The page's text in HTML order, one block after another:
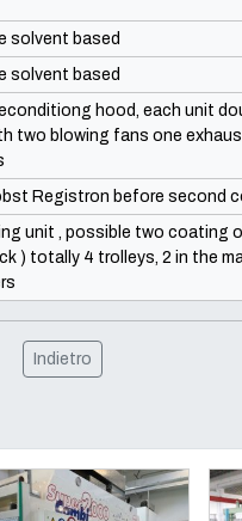
solvent based
solvent based
hood, each unit
two blowing fans one
Registron before second
unit , possible two coating
) totally 4 trolleys, 2 in the
Indietro